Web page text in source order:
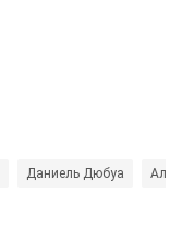
Даниель Дюбуа